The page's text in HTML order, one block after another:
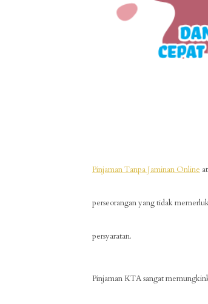
Pinjaman Tanpa Jaminan Online
perseorangan yang tidak
persyaratan.
Pinjaman KTAsangat